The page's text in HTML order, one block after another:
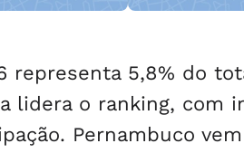
são
representa 5,8% do
lidera o ranking, com
Pernambuco